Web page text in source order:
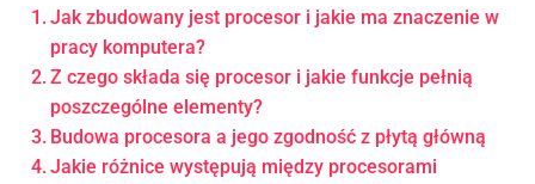
Jak zbudowany jest procesor i jakie ma znaczenie w
pracy komputera?
Z czego składa się procesor i jakie funkcje pełnią
poszczególne elementy?
Budowa procesora a jego zgodność z płytą główną
Jakie różnice występują między procesorami